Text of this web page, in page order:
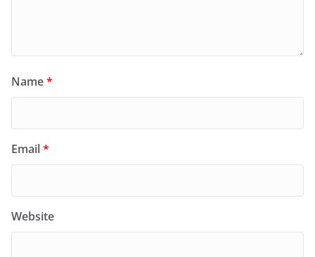
Name*
Email*
Website